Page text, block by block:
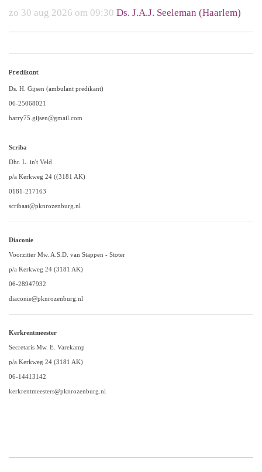
zo 30 aug 2026 om 09:30 Ds. J.A.J. Seeleman (Haarlem)
Predikant
Ds. H. Gijsen (ambulant predikant)
06-25068021
harry75.gijsen@gmail.com
Scriba
Dhr. L. in't Veld
p/a Kerkweg 24 ((3181 AK)
0181-217163
scribaat@pknrozenburg.nl
Diaconie
Voorzitter Mw. A.S.D. van Stappen - Stoter
p/a Kerkweg 24 (3181 AK)
06-28947932
diaconie@pknrozenburg.nl
Kerkrentmeester
Secretaris Mw. E. Varekamp
p/a Kerkweg 24 (3181 AK)
06-14413142
kerkrentmeesters@pknrozenburg.nl